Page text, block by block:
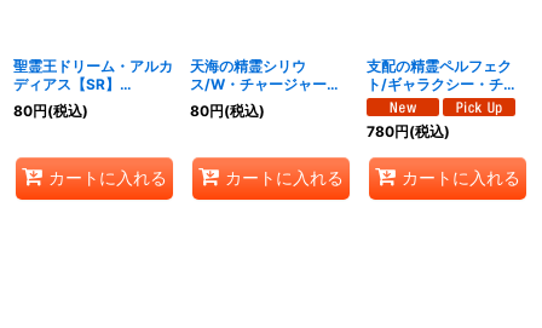
聖霊王ドリーム・アルカ
ディアス【SR】
{25BD23/16}《光》
80円(税込)
カートに入れる
天海の精霊シリウ
ス/W・チャージャー
【SR】{25BD24/16}
《光》
80円(税込)
カートに入れる
支配の精霊ペルフェク
ト/ギャラクシー・チャ
ージャー【SR】
{25BD25/16}《光》
780円(税込)
カートに入れる